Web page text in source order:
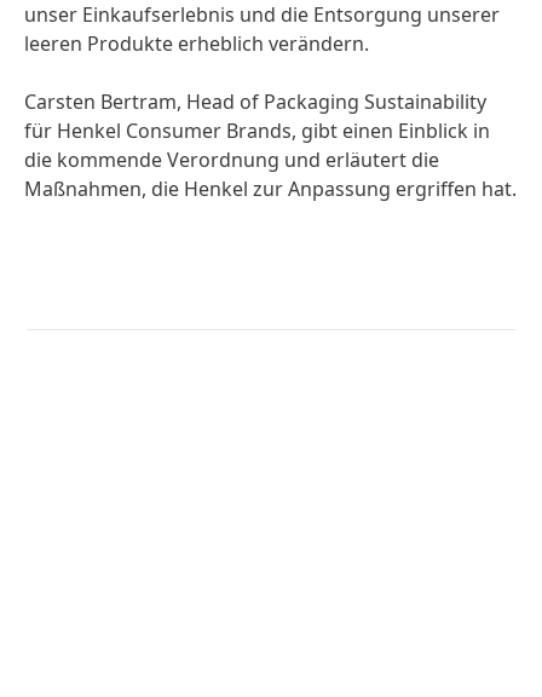
unser Einkaufserlebnis und die Entsorgung unserer
leeren Produkte erheblich verändern.
Carsten Bertram, Head of Packaging Sustainability
für Henkel Consumer Brands, gibt einen Einblick in
die kommende Verordnung und erläutert die
Maßnahmen, die Henkel zur Anpassung ergriffen hat.